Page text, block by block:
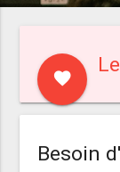
favorite
Besoin